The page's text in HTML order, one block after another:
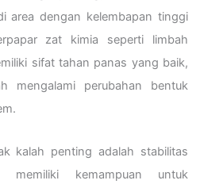
area dengan kelembapan tinggi
zat kimia seperti limbah
sifat tahan panas yang baik,
mengalami perubahan bentuk
kalah penting adalah stabilitas
kemampuan untuk